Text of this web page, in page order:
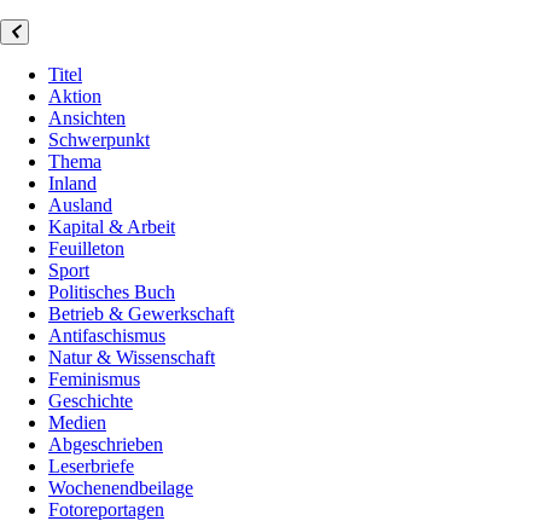
Titel
Aktion
Ansichten
Schwerpunkt
Thema
Inland
Ausland
Kapital & Arbeit
Feuilleton
Sport
Politisches Buch
Betrieb & Gewerkschaft
Antifaschismus
Natur & Wissenschaft
Feminismus
Geschichte
Medien
Abgeschrieben
Leserbriefe
Wochenendbeilage
Fotoreportagen